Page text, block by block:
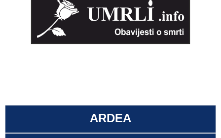
ARDEA